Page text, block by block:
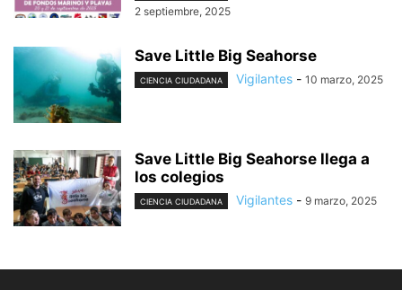
2 septiembre, 2025
Save Little Big Seahorse
CIENCIA CIUDADANA Vigilantes - 10 marzo, 2025
Save Little Big Seahorse llega a
los colegios
CIENCIA CIUDADANA Vigilantes - 9 marzo, 2025